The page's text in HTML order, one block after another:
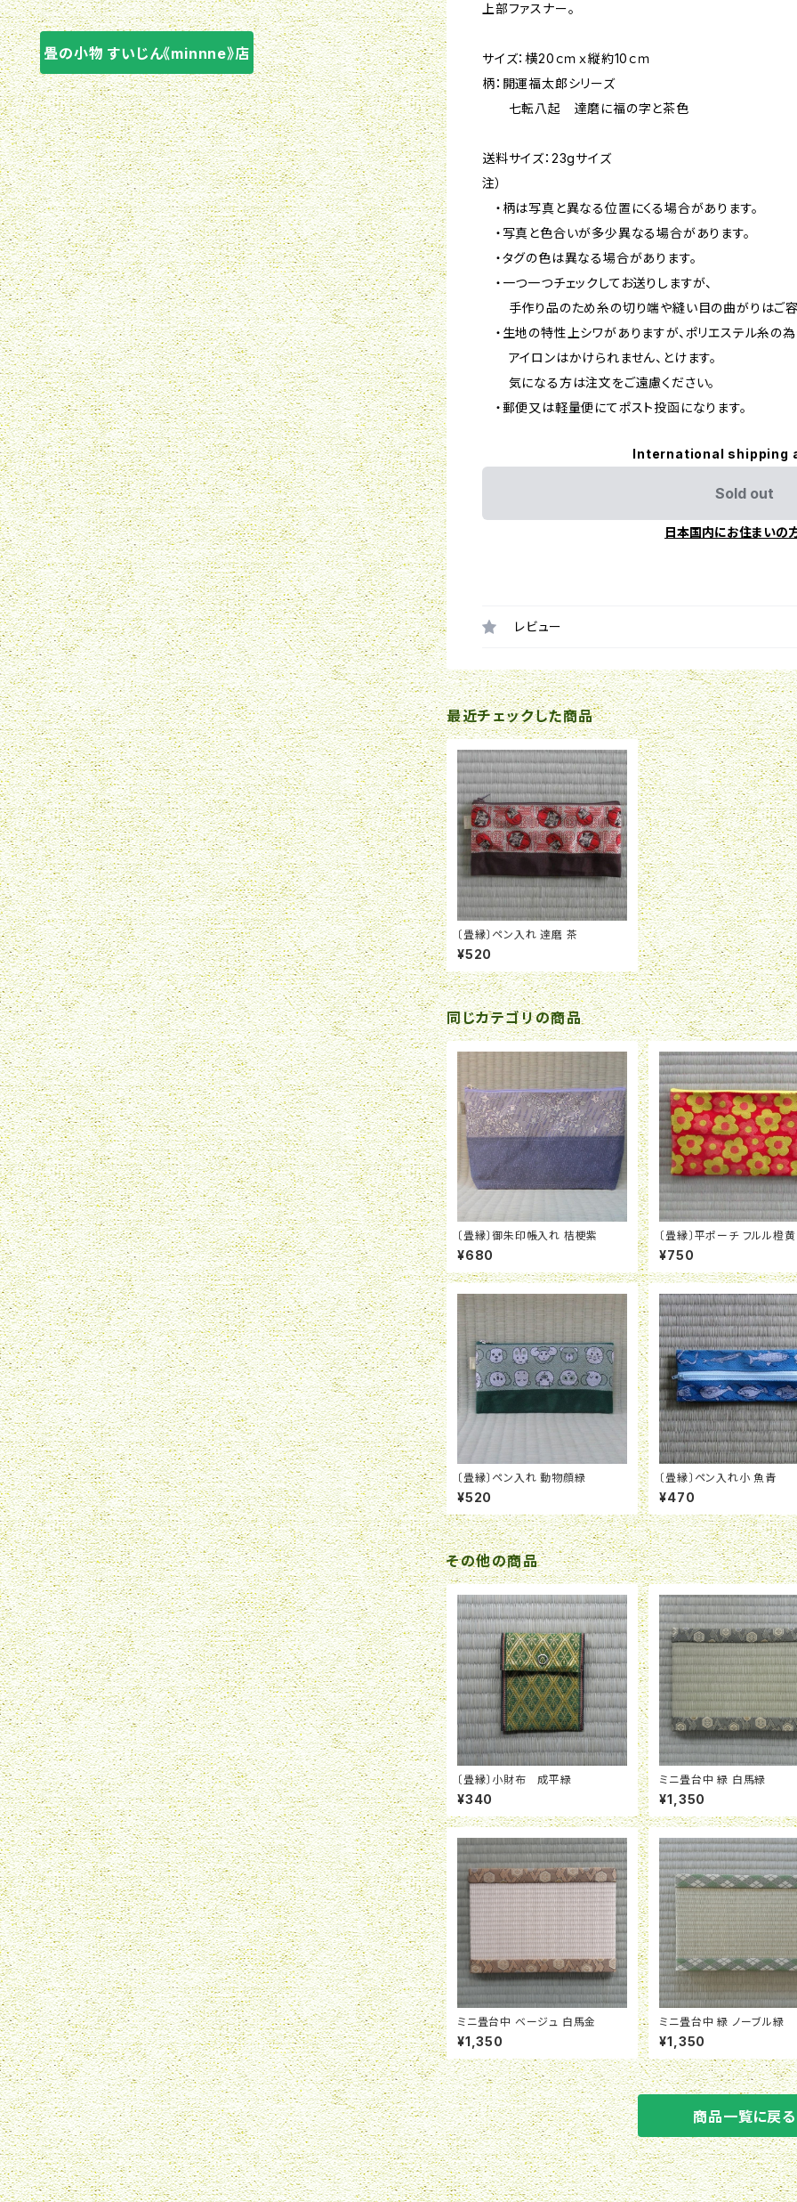
上部ファスナー。
サイズ：横20ｃｍｘ縦約10ｃｍ
柄：開運福太郎シリーズ
七転八起 達磨に福の字と茶色
送料サイズ：23gサイズ
注）
・柄は写真と異なる位置にくる場合があります。
・写真と色合いが多少異なる場合があります。
・タグの色は異なる場合があります。
・一つ一つチェックしてお送りしますが、
手作り品のため糸の切り端や縫い目の曲がりはご容
・生地の特性上シワがありますが、ポリエステル糸の為
アイロンはかけられません、とけます。
気になる方は注文をご遠慮ください。
・郵便又は軽量便にてポスト投函になります。
International shipping
Sold out
日本国内にお住まいの
レビュー
最近チェックした商品
〔畳縁〕ペン入れ 達磨 茶
¥520
同じカテゴリの商品
〔畳縁〕御朱印帳入れ 桔梗紫
¥680
〔畳縁〕平ポーチ フルル橙黄
¥750
〔畳縁〕ペン入れ 動物顔緑
¥520
〔畳縁〕ペン入れ小 魚青
¥470
その他の商品
〔畳縁〕小財布 成平緑
¥340
ミニ畳台中 緑 白馬緑
¥1,350
ミニ畳台中 ベージュ 白馬金
¥1,350
ミニ畳台中 緑 ノーブル緑
¥1,350
商品一覧に戻る
畳の小物 すいじん《minnne》店